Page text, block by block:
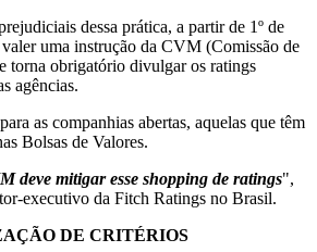
dessa prática, a partir de 1º de
valer uma instrução da CVM (Comissão de
torna obrigatório divulgar os ratings
agências.
as companhias abertas, aquelas que têm
Bolsas de Valores.
deve mitigar esse shopping de ratings",
executivo da Fitch Ratings no Brasil.
DE CRITÉRIOS